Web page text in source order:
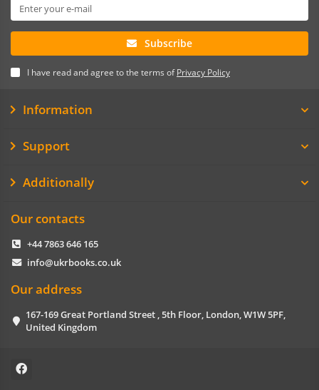
Subscribe
I have read and agree to the terms ofPrivacy Policy
Information
Support
Additionally
Our contacts
+44 7863 646 165
info@ukrbooks.co.uk
Our address
167-169 Great Portland Street , 5th Floor, London, W1W 5PF,
United Kingdom